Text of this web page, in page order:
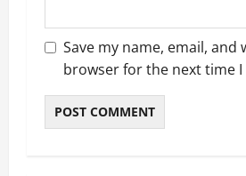
Save my name, email, and
browser for the next time